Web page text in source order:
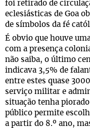
foi retirado de
eclesiásticas de Goa
de símbolos da fé
É obvio que houve
com a presença
não saiba, o último
indicava 3,5% de
entre estes quase
serviço militar e
situação tenha
público permite
a partir do 8.º ano,